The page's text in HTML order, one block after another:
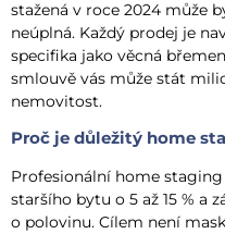
stažená v roce 2024 může
neúplná. Každý prodej je
specifika jako věcná
smlouvě vás může stát
nemovitost.
Proč je důležitý home
Profesionální home
staršího bytu o 5 až 15 % a
o polovinu. Cílem není